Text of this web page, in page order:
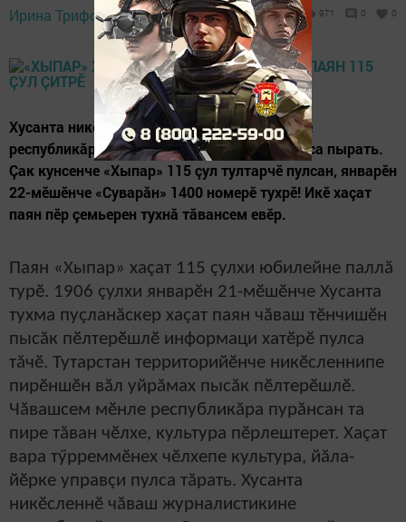
Ирина Трифонова, 21 January 2021 - 16:19 971 0 0
Хусанта никӗсленнӗ чăваш журналистикине
республикăра паян «Сувар» хаçат пурнăçласа пырать.
Çак кунсенче «Хыпар» 115 çул тултарчӗ пулсан, январӗн
22-мӗшӗнче «Суварăн» 1400 номерӗ тухрӗ! Икӗ хаçат
паян пӗр çемьерен тухнă тăвансем евӗр.
Паян «Хыпар» хаçат 115 çулхи юбилейне паллă
турӗ. 1906 çулхи январӗн 21-мӗшӗнче Хусанта
тухма пуçланăскер хаçат паян чăваш тӗнчишӗн
пысăк пӗлтерӗшлӗ информаци хатӗрӗ пулса
тăчӗ. Тутарстан территорийӗнче никӗсленнипе
пирӗншӗн вăл уйрăмах пысăк пӗлтерӗшлӗ.
Чăвашсем мӗнле республикăра пурăнсан та
пире тăван чӗлхе, культура пӗрлештерет. Хаçат
вара тӳрреммӗнех чӗлхепе культура, йăла-
йӗрке управçи пулса тăрать. Хусанта
никӗсленнӗ чăваш журналистикине